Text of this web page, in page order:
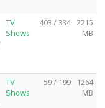
TV
Shows
403 / 334
2215
MB
TV
Shows
59 / 199
1264
MB